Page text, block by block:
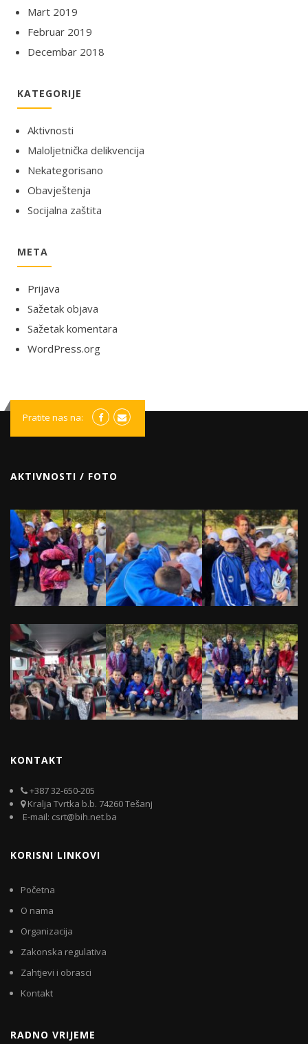
Mart 2019
Februar 2019
Decembar 2018
KATEGORIJE
Aktivnosti
Maloljetnička delikvencija
Nekategorisano
Obavještenja
Socijalna zaštita
META
Prijava
Sažetak objava
Sažetak komentara
WordPress.org
Pratite nas na:
AKTIVNOSTI / FOTO
KONTAKT
+387 32-650-205
Kralja Tvrtka b.b. 74260 Tešanj
E-mail: csrt@bih.net.ba
KORISNI LINKOVI
Početna
O nama
Organizacija
Zakonska regulativa
Zahtjevi i obrasci
Kontakt
RADNO VRIJEME